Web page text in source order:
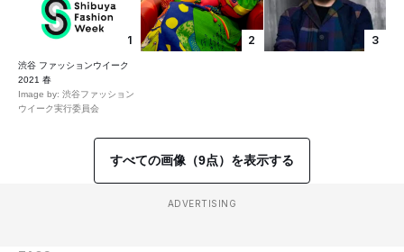
1
渋谷 ファッションウイーク
2021 春
Image by: 渋谷ファッション
ウイーク実行委員会
2 3
すべての画像（9点）を表示する
ADVERTISING